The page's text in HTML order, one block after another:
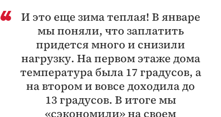
И это еще зима теплая! В январе
мы поняли, что заплатить
придется много и снизили
нагрузку. На первом этаже дома
температура была 17 градусов, а
на втором и вовсе доходила до
13 градусов. В итоге мы
«сэкономили» на своем